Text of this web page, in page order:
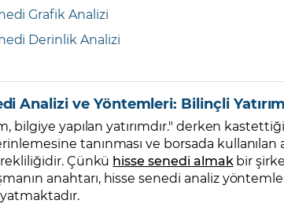
Grafik Analizi
Derinlik Analizi
Analizi ve Yöntemleri: Bilinçli
bilgiye yapılan yatırımdır." derken
tanınması ve borsada
Çünkü hisse senedi almakbir
anahtarı, hisse senedi analiz